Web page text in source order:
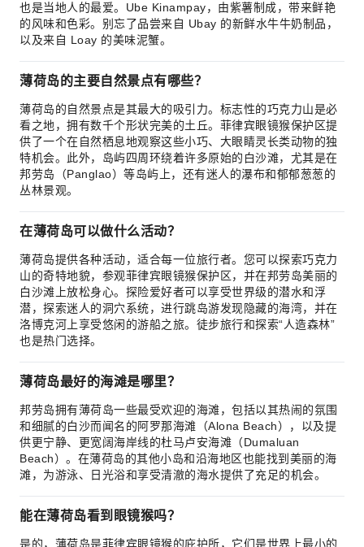
也是当地人的最爱。Ube Kinampay，由紫薯制成，带来鲜艳
的风味和色彩。别忘了品尝来自 Ubay 的新鲜水牛牛奶制品，
以及来自 Loay 的美味泥蟹。
薄荷岛的主要自然景点有哪些？
薄荷岛的自然景点是其最大的吸引力。标志性的巧克力山是必
看之地，拥有数千个形状完美的土丘。菲律宾眼镜猴保护区提
供了一个在自然栖息地观察这些小巧、大眼睛灵长类动物的独
特机会。此外，岛屿四周环绕着许多原始的白沙滩，尤其是在
邦劳岛（Panglao）等岛屿上，还有迷人的瀑布和郁郁葱葱的
丛林景观。
在薄荷岛可以做什么活动？
薄荷岛提供各种活动，适合每一位旅行者。您可以探索巧克力
山的奇特地貌，参观菲律宾眼镜猴保护区，并在邦劳岛美丽的
白沙滩上放松身心。探险爱好者可以享受世界级的潜水和浮
潜，探索迷人的洞穴系统，进行跳岛游发现隐藏的海湾，并在
洛博克河上享受悠闲的游船之旅。徒步旅行和探索“人造森林”
也是热门选择。
薄荷岛最好的海滩是哪里？
邦劳岛拥有薄荷岛一些最受欢迎的海滩，包括以其热闹的氛围
和细腻的白沙而闻名的阿罗那海滩（Alona Beach），以及提
供更宁静、更宽阔海岸线的杜马卢安海滩（Dumaluan
Beach）。在薄荷岛的其他小岛和沿海地区也能找到美丽的海
滩，为游泳、日光浴和享受清澈的海水提供了充足的机会。
能在薄荷岛看到眼镜猴吗？
是的，薄荷岛是菲律宾眼镜猴的庇护所，它们是世界上最小的